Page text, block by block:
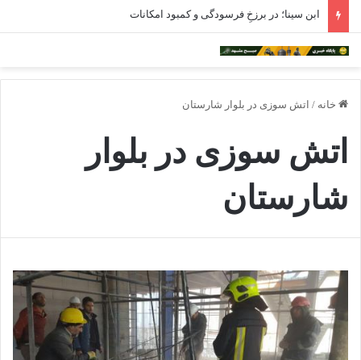
ابن سینا؛ در برزخِ فرسودگی و کمبود امکانات
خانه / اتش سوزی در بلوار شارستان
اتش سوزی در بلوار
شارستان